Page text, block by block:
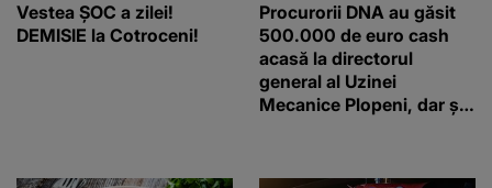
Vestea ȘOC a zilei!
DEMISIE la Cotroceni!
Procurorii DNA au găsit
500.000 de euro cash
acasă la directorul
general al Uzinei
Mecanice Plopeni, dar și